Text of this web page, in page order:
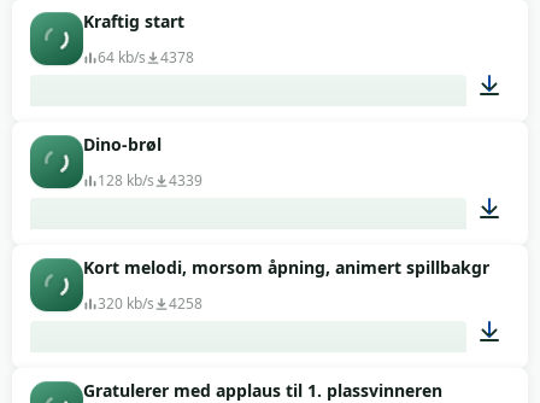
Kraftig start
64 kb/s 4378
Dino-brøl
128 kb/s 4339
00:07
Kort melodi, morsom åpning, animert
320 kb/s 4258
Gratulerer med applaus til 1. plassvinneren